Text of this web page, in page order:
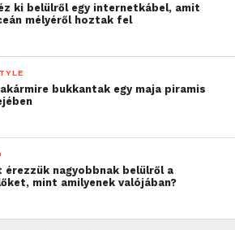
ki belülről egy internetkábel, amit
mélyéről hoztak fel
akármire bukkantak egy maja piramis
érezzük nagyobbnak belülről a
mint amilyenek valójában?